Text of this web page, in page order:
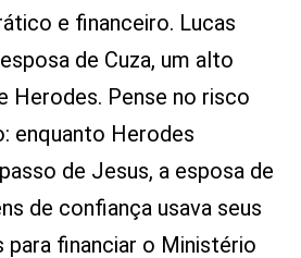
e financeiro. Lucas
de Cuza, um alto
Herodes. Pense no risco
enquanto Herodes
de Jesus, a esposa de
de confiança usava seus
financiar o Ministério